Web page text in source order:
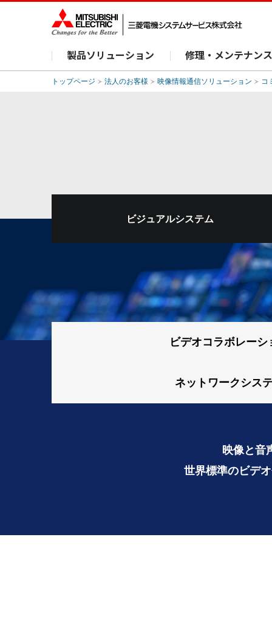
製品ソリューション 修理・メンテナン
トップページ 法人のお客様 映像情報通信ソリューション コ
ビジュアルシステム
ビデオコラボレーシ
ネットワークシス
映像と音
世界標準のビデ